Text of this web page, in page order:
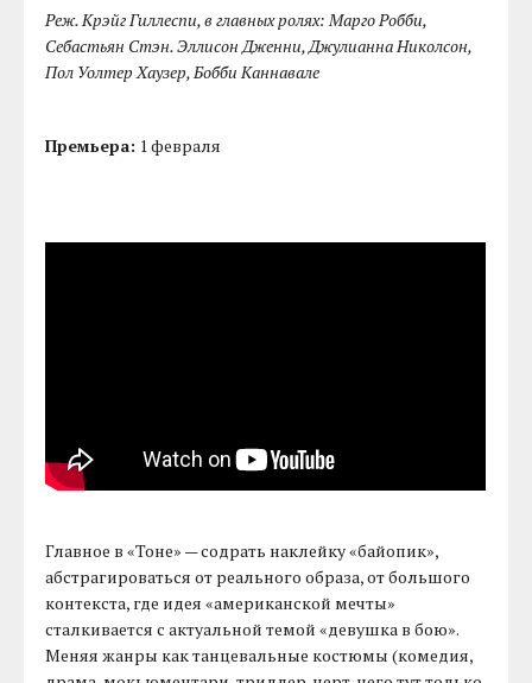
Реж. Крэйг Гиллеспи, в главных ролях: Марго Робби,
Себастьян Стэн. Эллисон Дженни, Джулианна Николсон,
Пол Уолтер Хаузер, Бобби Каннавале
Премьера: 1 февраля
Главное в «Тоне» — содрать наклейку «байопик»,
абстрагироваться от реального образа, от большого
контекста, где идея «американской мечты»
сталкивается с актуальной темой «девушка в бою».
Меняя жанры как танцевальные костюмы (комедия,